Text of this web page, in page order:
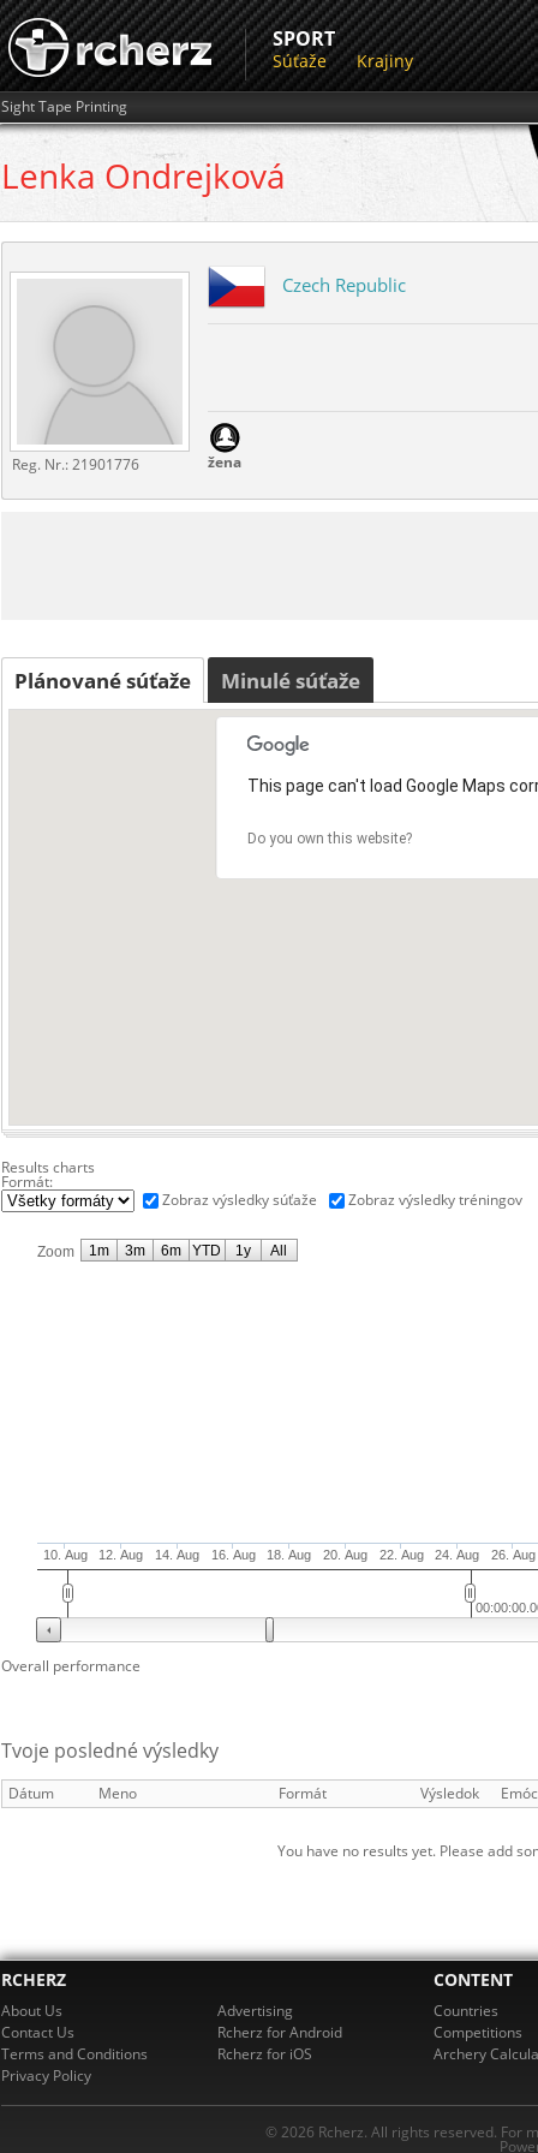
SPORT
Súťaže Krajiny
Sight Tape Printing
Lenka Ondrejková
Reg. Nr.:21901776
Czech Republic
žena
Plánované súťaže Minulé súťaže
This page can't load Google Maps
Do you own this website?
Results charts
Formát:
Zobraz výsledky súťaže
Zobraz výsledky tréningov
Zoom
10. Aug 12. Aug 14. Aug 16. Aug 18. Aug 20. Aug 22. Aug 24. Aug 26. Aug
1m 3m 6m YTD 1y All
Overall performance
Tvoje posledné výsledky
Dátum Meno Formát Výsledok
You have no results yet. Please add
RCHERZ
About Us
Contact Us
Terms and Conditions
Privacy Policy
Advertising
Rcherz for Android
Rcherz for iOS
CONTENT
Countries
Competitions
Archery
© 2026 Rcherz. All rights reserved. For